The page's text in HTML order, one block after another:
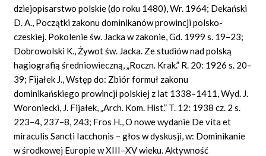
dziejopisarstwo polskie (do roku 1480),Wr. 1964; Dekański
D. A., Początki zakonudominikanów prowincji polsko-
czeskiej. Pokolenie św. Jacka w zakonie, Gd. 1999 s. 19–23;
Dobrowolski K., Żywot św. Jacka. Ze studiów nad polską
hagiografią średniowieczną, „Roczn. Krak.” R. 20: 1926 s. 20–
39; Fijałek J., Wstęp do: Zbiór formuł zakonu
dominikańskiego prowincji polskiej z lat 1338–1411, Wyd. J.
Woroniecki, J. Fijałek, „Arch. Kom. Hist.” T. 12: 1938 cz. 2 s.
223–4, 237–8, 243; Fros H., O nowe wydanie De vitaet
miraculis Sancti Iacchonis – głos w dyskusji, w: Dominikanie
w środkowej Europie w XIII–XV wieku. Aktywność